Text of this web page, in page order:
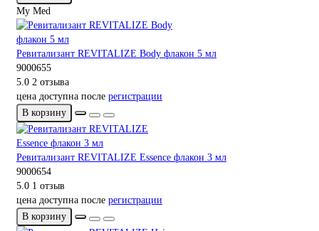
My Med
Ревитализант REVITALIZE Body флакон 5 мл
9000655
5.0 2 отзыва
цена доступна после регистрации
В корзину
Ревитализант REVITALIZE Essence флакон 3 мл
9000654
5.0 1 отзыв
цена доступна после регистрации
В корзину